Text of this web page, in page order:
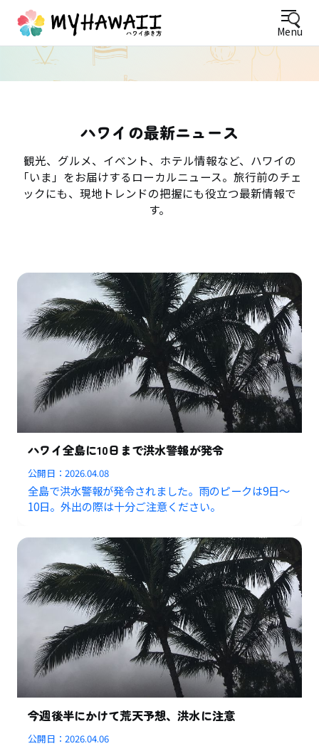
Menu
ハワイの最新ニュース
観光、グルメ、イベント、ホテル情報など、ハワイの
「いま」をお届けするローカルニュース。旅行前のチェ
ックにも、現地トレンドの把握にも役立つ最新情報で
す。
ハワイ全島に10日まで洪水警報が発令
公開日：2026.04.08
全島で洪水警報が発令されました。雨のピークは9日〜
10日。外出の際は十分ご注意ください。
今週後半にかけて荒天予想、洪水に注意
公開日：2026.04.06